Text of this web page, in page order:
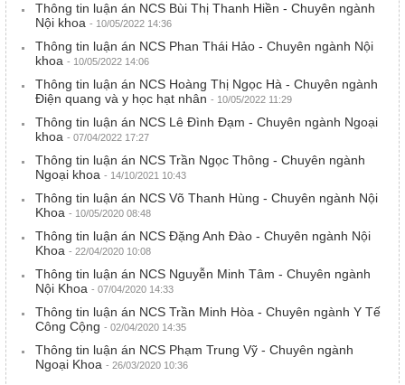
Thông tin luận án NCS Bùi Thị Thanh Hiền - Chuyên ngành
Nội khoa - 10/05/2022 14:36
Thông tin luận án NCS Phan Thái Hảo - Chuyên ngành Nội
khoa - 10/05/2022 14:06
Thông tin luận án NCS Hoàng Thị Ngọc Hà - Chuyên ngành
Điện quang và y học hạt nhân - 10/05/2022 11:29
Thông tin luận án NCS Lê Đình Đạm - Chuyên ngành Ngoại
khoa - 07/04/2022 17:27
Thông tin luận án NCS Trần Ngọc Thông - Chuyên ngành
Ngoại khoa - 14/10/2021 10:43
Thông tin luận án NCS Võ Thanh Hùng - Chuyên ngành Nội
Khoa - 10/05/2020 08:48
Thông tin luận án NCS Đặng Anh Đào - Chuyên ngành Nội
Khoa - 22/04/2020 10:08
Thông tin luận án NCS Nguyễn Minh Tâm - Chuyên ngành
Nội Khoa - 07/04/2020 14:33
Thông tin luận án NCS Trần Minh Hòa - Chuyên ngành Y Tế
Công Cộng - 02/04/2020 14:35
Thông tin luận án NCS Phạm Trung Vỹ - Chuyên ngành
Ngoại Khoa - 26/03/2020 10:36